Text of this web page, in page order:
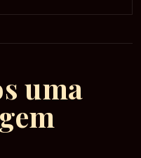
uma